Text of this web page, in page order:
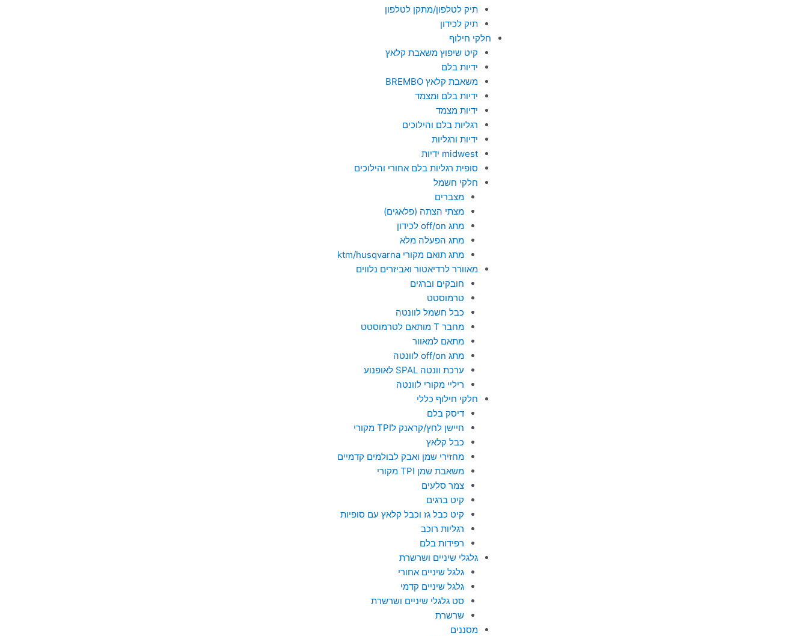
תיק לטלפון/מתקן לטלפון
תיק לכידון
חלקי חילוף
קיט שיפוץ משאבת קלאץ
ידיות בלם
משאבת קלאץ BREMBO
ידיות בלם ומצמד
ידיות מצמד
רגליות בלם והילוכים
ידיות ורגליות
midwest ידיות
סופית רגליות בלם אחורי והילוכים
חלקי חשמל
מצברים
מצתי הצתה (פלאגים)
מתג off/on לכידון
מתג הפעלה מלא
מתג תואם מקורי ktm/husqvarna
מאוורר לרדיאטור ואביזרים נלווים
חובקים וברגים
טרמוסטט
כבל חשמל לוונטה
מחבר T מותאם לטרמוסטט
מתאם למאוור
מתג off/on לוונטה
ערכת וונטה SPAL לאופנוע
ריליי מקורי לוונטה
חלקי חילוף כללי
דיסק בלם
חיישן לחץ/קראנק לTPI מקורי
כבל קלאץ
מחזירי שמן ואבק לבולמים קדמיים
משאבת שמן TPI מקורי
צמר סלעים
קיט ברגים
קיט כבל גז וכבל קלאץ עם סופיות
רגליות רוכב
רפידות בלם
גלגלי שיניים ושרשרת
גלגל שיניים אחורי
גלגל שיניים קדמי
סט גלגלי שיניים ושרשרת
שרשרת
מסננים